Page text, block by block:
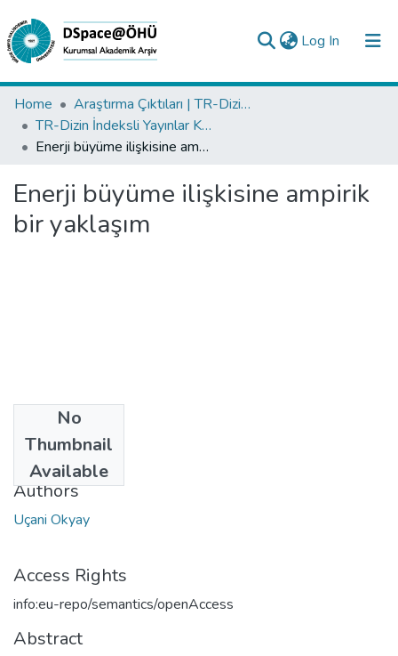
Log In (current)
Collections
All of DSpace
Analyze
Request/Question
Home
Araştırma Çıktıları | TR-Dizin | WoS | Scopus | PubMed
TR-Dizin İndeksli Yayınlar Koleksiyonu
Enerji büyüme ilişkisine ampirik bir yaklaşım
Enerji büyüme ilişkisine ampirik
bir yaklaşım
No
Thumbnail
Available
2014
Authors
Uçani Okyay
Access Rights
info:eu-repo/semantics/openAccess
Abstract